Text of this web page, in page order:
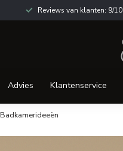
Reviews van klanten: 9/10
Advies Klantenservice
Badkamerideeën